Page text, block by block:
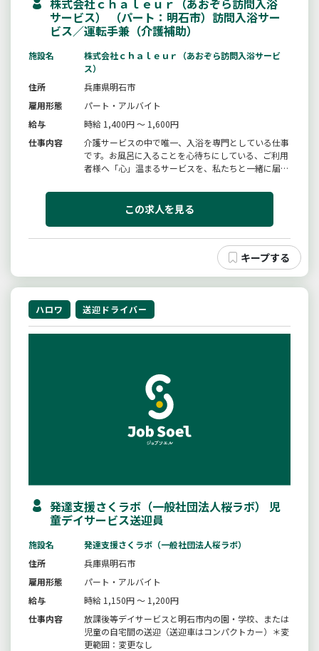
株式会社ｃｈａｌｅｕｒ（あおぞら訪問入浴
サービス） （パート：明石市）訪問入浴サー
ビス／運転手兼（介護補助）
施設名
株式会社ｃｈａｌｅｕｒ（あおぞら訪問入浴サービ
ス）
住所
兵庫県明石市
雇用形態
パート・アルバイト
給与
時給 1,400円 ～ 1,600円
仕事内容
介護サービスの中で唯一、入浴を専門としている仕事
です。お風呂に入ることを心待ちにしている、ご利用
者様へ「心」温まるサービスを、私たちと一緒に届け
名・看護職員１名）で、ご利用者様宅へ軽自動車で訪
問し、専用の浴槽を使用して入浴のサポートを致しま
この求人を見る
ハロワ 送迎ドライバー
発達支援さくラボ（一般社団法人桜ラボ） 児
童デイサービス送迎員
施設名
発達支援さくラボ（一般社団法人桜ラボ）
住所
兵庫県明石市
雇用形態
パート・アルバイト
給与
時給 1,150円 ～ 1,200円
仕事内容
放課後等デイサービスと明石市内の園・学校、または
児童の自宅間の送迎（送迎車はコンパクトカー）＊変
更範囲：変更なし